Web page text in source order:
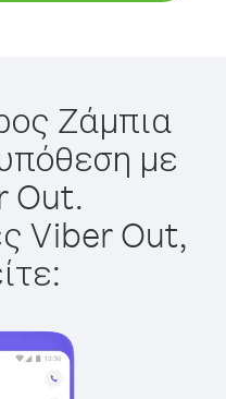
Ζάμπια
με
Out.
Viber Out,